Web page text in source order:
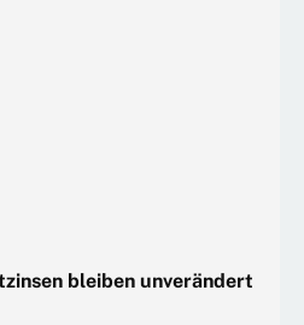
bleiben unverändert